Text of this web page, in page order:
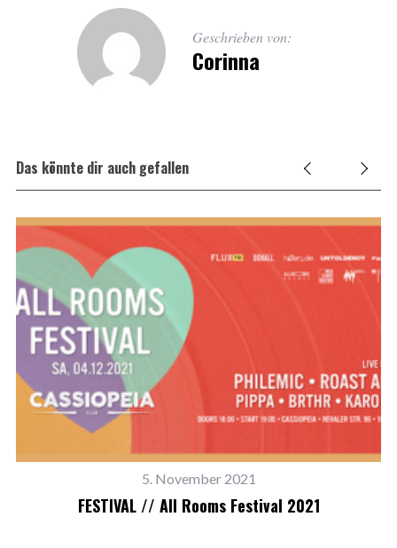
Geschrieben von:
Corinna
Das könnte dir auch gefallen
5. November 2021
FESTIVAL // All Rooms Festival 2021